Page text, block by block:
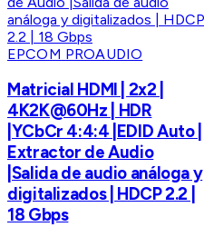
EPCOM PROAUDIO
Matricial HDMI | 2x2 |
4K2K@60Hz | HDR
|YCbCr 4:4:4 |EDID Auto |
Extractor de Audio
|Salida de audio análoga y
digitalizados | HDCP 2.2 |
18 Gbps